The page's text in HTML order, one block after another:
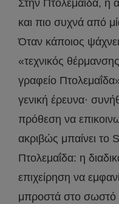
Στην Πτολεμαΐδα, η
και πιο συχνά από
Όταν κάποιος
«τεχνικός
γραφείο
γενική έρευνα·
πρόθεση να
ακριβώς μπαίνει
Πτολεμαΐδα: η
επιχείρηση να
μπροστά στο σωστό